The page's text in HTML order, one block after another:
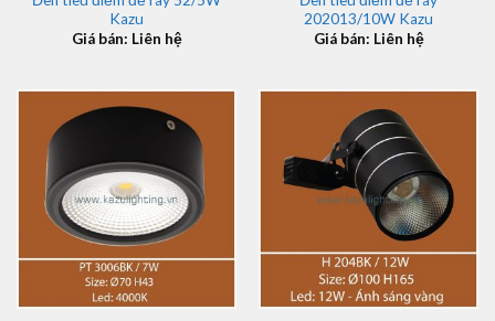
Kazu
Giá bán: Liên hệ
202013/10W Kazu
Giá bán: Liên hệ